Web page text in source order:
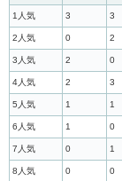
1人気 3 3
2人気 0 2
3人気 2 0
4人気 2 3
5人気 1 1
6人気 1 0
7人気 0 1
8人気 0 0